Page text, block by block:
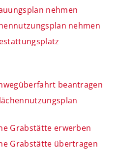
nehmen
nehmen
beantragen
Grabstätte erwerben
Grabstätte übertragen